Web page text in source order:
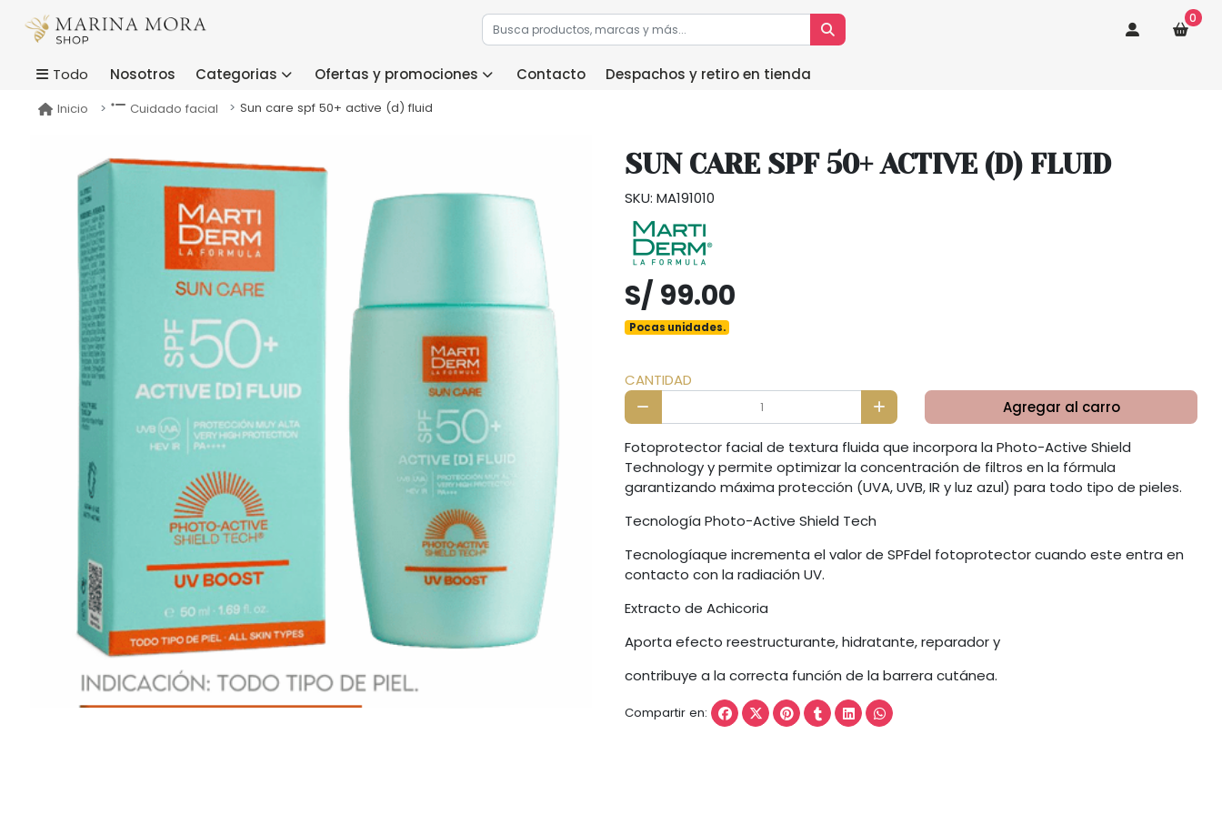
0
Todo Nosotros Categorias Ofertas y promociones Contacto Despachos y retiro en tienda
Inicio Cuidado facial Sun care spf 50+ active (d) fluid
SUN CARE SPF 50+ ACTIVE (D) FLUID
SKU: MA191010
S/ 99.00
Pocas unidades.
CANTIDAD
Agregar al carro
Fotoprotector facial de textura fluida que incorpora la Photo-Active Shield
Technology y permite optimizar la concentración de filtros en la fórmula
garantizando máxima protección (UVA, UVB, IR y luz azul) para todo tipo de pieles.
Tecnología Photo-Active Shield Tech
Tecnologíaque incrementa el valor de SPFdel fotoprotector cuando este entra en
contacto con la radiación UV.
Extracto de Achicoria
Aporta efecto reestructurante, hidratante, reparador y
contribuye a la correcta función de la barrera cutánea.
Compartir en: